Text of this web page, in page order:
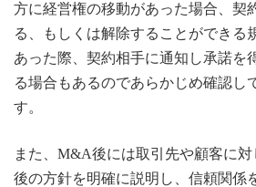
方に経営権の移動があった場合、契
る、もしくは解除することができる
あった際、契約相手に通知し承諾を
る場合もあるのであらかじめ確認し
す。
また、M&A後には取引先や顧客に
後の方針を明確に説明し、信頼関係